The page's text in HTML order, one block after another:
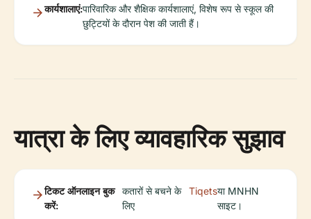
कार्यशालाएं:पारिवारिक और शैक्षिक कार्यशालाएं, विशेष रूप से स्कूल की
छुट्टियों के दौरान पेश की जाती हैं।
यात्रा के लिए व्यावहारिक सुझाव
टिकट ऑनलाइन बुक
करें:
कतारों से बचने के
लिए
Tiqetsया MNHN
साइट।